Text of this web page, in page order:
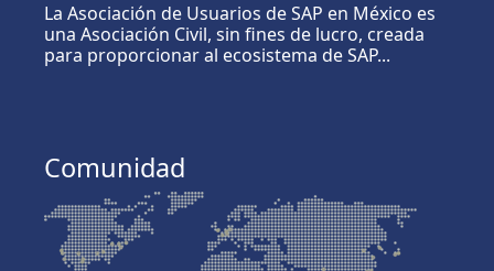
La Asociación de Usuarios de SAP en México es
una Asociación Civil, sin fines de lucro, creada
para proporcionar al ecosistema de SAP...
Comunidad